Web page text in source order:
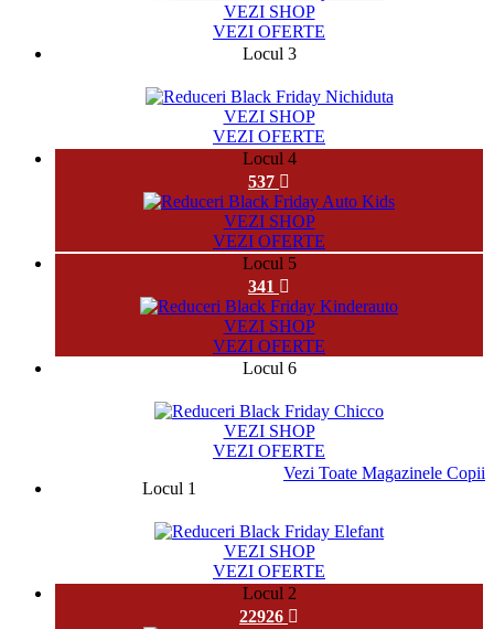
VEZI SHOP
VEZI OFERTE
Locul 3
VEZI SHOP
VEZI OFERTE
Locul 4
537
VEZI SHOP
VEZI OFERTE
Locul 5
341
VEZI SHOP
VEZI OFERTE
Locul 6
VEZI SHOP
VEZI OFERTE
Vezi Toate Magazinele Copii
Locul 1
VEZI SHOP
VEZI OFERTE
Locul 2
22926